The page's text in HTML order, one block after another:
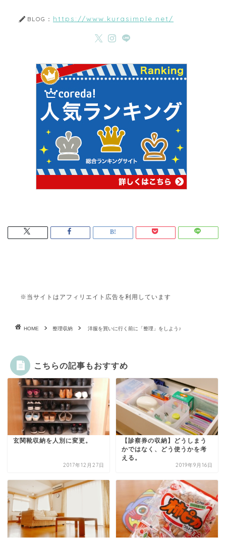
BLOG： https://www.kurasimple.net/
※当サイトはアフィリエイト広告を利用しています
HOME 整理収納 洋服を買いに行く前に「整理」をしよう♪
こちらの記事もおすすめ
玄関靴収納を人別に変更。
2017年12月27日
【診察券の収納】どうしまう
かではなく、どう使うかを考
える。
2019年9月16日